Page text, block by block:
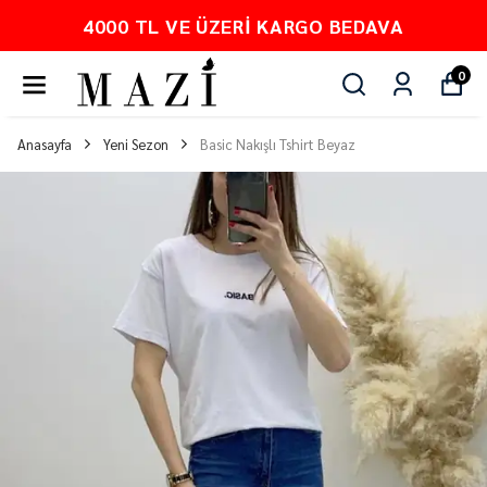
4000 TL VE ÜZERI KARGO BEDAVA
0
Anasayfa Yeni Sezon Basic Nakışlı Tshirt Beyaz